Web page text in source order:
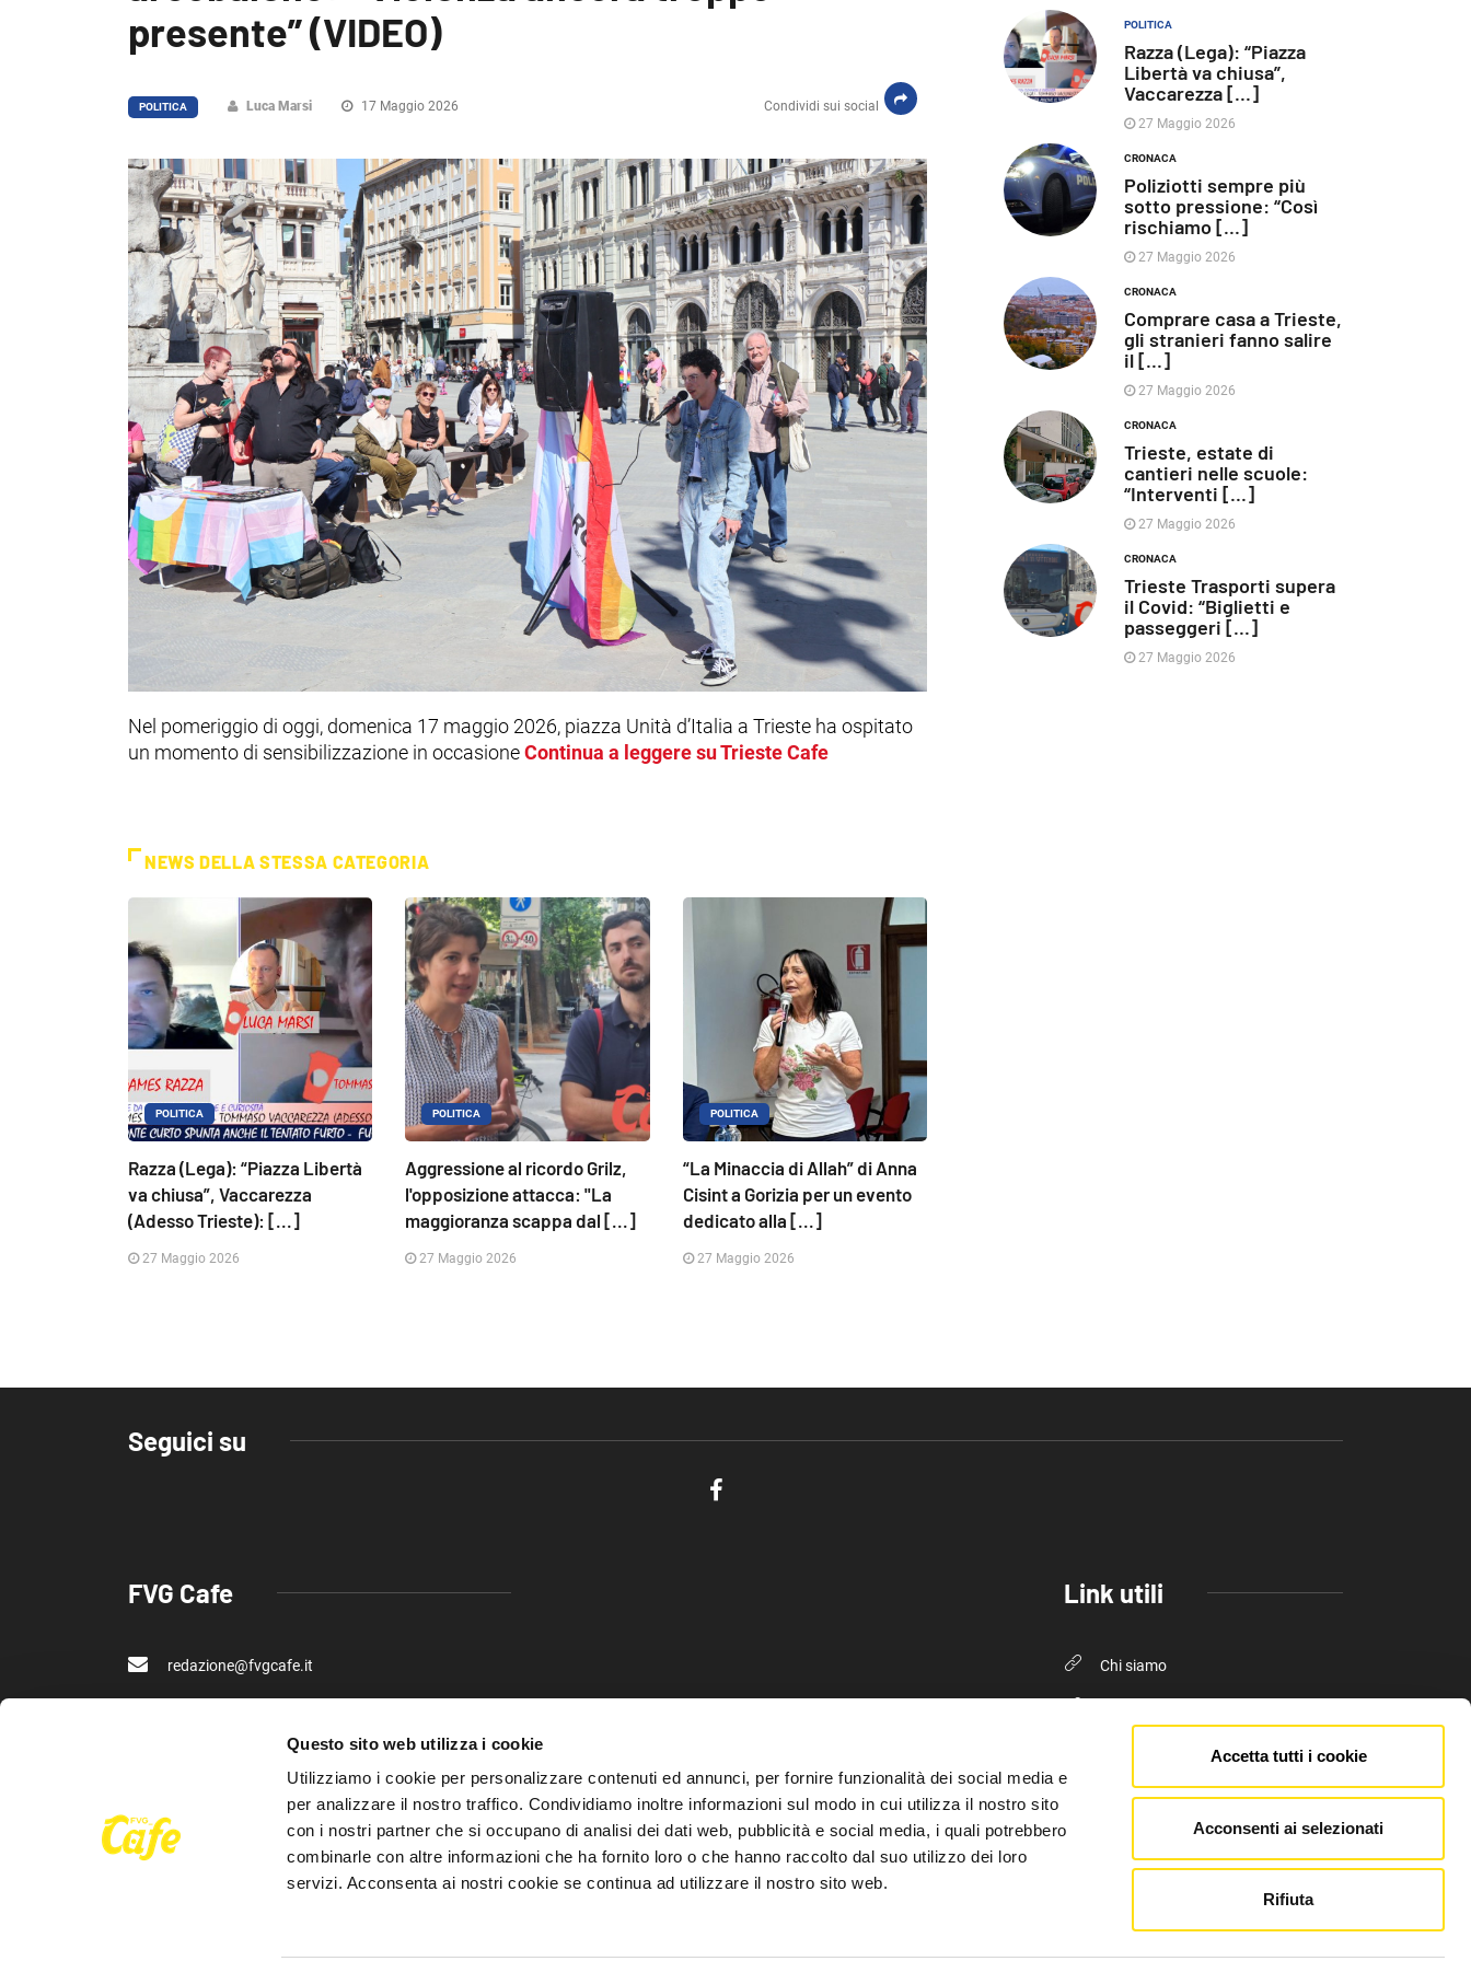
Questo sito web utilizza i cookie
Utilizziamo i cookie per personalizzare contenuti ed annunci, per fornire funzionalità dei social media e
per analizzare il nostro traffico. Condividiamo inoltre informazioni sul modo in cui utilizza il nostro sito
con i nostri partner che si occupano di analisi dei dati web, pubblicità e social media, i quali potrebbero
combinarle con altre informazioni che ha fornito loro o che hanno raccolto dal suo utilizzo dei loro
servizi. Acconsenta ai nostri cookie se continua ad utilizzare il nostro sito web.
Accetta tutti i cookie
Acconsenti ai selezionati
Rifiuta
presente” (VIDEO)
Condividi sui social
POLITICA Luca Marsi 17 Maggio 2026
Nel pomeriggio di oggi, domenica 17 maggio 2026, piazza Unità d’Italia a Trieste ha ospitato
un momento di sensibilizzazione in occasioneContinua a leggere su Trieste Cafe
NEWS DELLA STESSA CATEGORIA
POLITICA
Razza (Lega): “Piazza Libertà
va chiusa”, Vaccarezza
(Adesso Trieste): [...]
27 Maggio 2026
POLITICA
Aggressione al ricordo Grilz,
l'opposizione attacca: "La
maggioranza scappa dal [...]
27 Maggio 2026
POLITICA
“La Minaccia di Allah” di Anna
Cisint a Gorizia per un evento
dedicato alla [...]
27 Maggio 2026
POLITICA
Razza (Lega): “Piazza
Libertà va chiusa”,
Vaccarezza [...]
27 Maggio 2026
CRONACA
Poliziotti sempre più
sotto pressione: “Così
rischiamo [...]
27 Maggio 2026
CRONACA
Comprare casa a Trieste,
gli stranieri fanno salire
il [...]
27 Maggio 2026
CRONACA
Trieste, estate di
cantieri nelle scuole:
“Interventi [...]
27 Maggio 2026
CRONACA
Trieste Trasporti supera
il Covid: “Biglietti e
passeggeri [...]
27 Maggio 2026
Seguici su
FVG Cafe
redazione@fvgcafe.it
Link utili
Chi siamo
Cookie Policy